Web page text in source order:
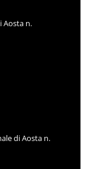
Aosta n.
di Aosta n.